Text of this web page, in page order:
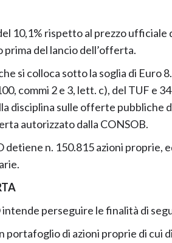
10,1% rispetto al prezzo ufficiale
del lancio dell’offerta.
si colloca sotto la soglia di Euro
commi 2 e 3, lett. c), del TUF e
disciplina sulle offerte pubbliche
autorizzato dalla CONSOB.
detiene n. 150.815 azioni proprie,
intende perseguire le finalità di
portafoglio di azioni proprie di cui